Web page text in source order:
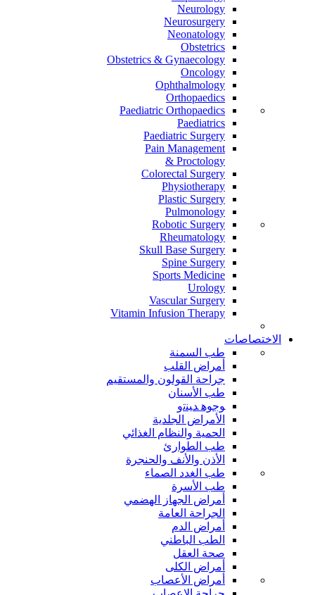
Neurology
Neurosurgery
Neonatology
Obstetrics
Obstetrics & Gynaecology
Oncology
Ophthalmology
Orthopaedics
Paediatric Orthopaedics
Paediatrics
Paediatric Surgery
Pain Management
Proctology &
Colorectal Surgery
Physiotherapy
Plastic Surgery
Pulmonology
Robotic Surgery
Rheumatology
Skull Base Surgery
Spine Surgery
Sports Medicine
Urology
Vascular Surgery
Vitamin Infusion Therapy
الاختصاصات
طب السمنة
أمراض القلب
جراحة القولون والمستقيم
طب الأسنان
ﻮﺟﻮﻫ ﺪﻴﻨﺗﻭ
الأمراض الجلدية
الحمية والنظام الغذائي
طب الطوارئ
الأذن والأنف والحنجرة
طب الغدد الصماء
طب الأسرة
أمراض الجهاز الهضمي
الجراحة العامة
أمراض الدم
الطب الباطني
صحة العقل
أمراض الكلى
أمراض الأعصاب